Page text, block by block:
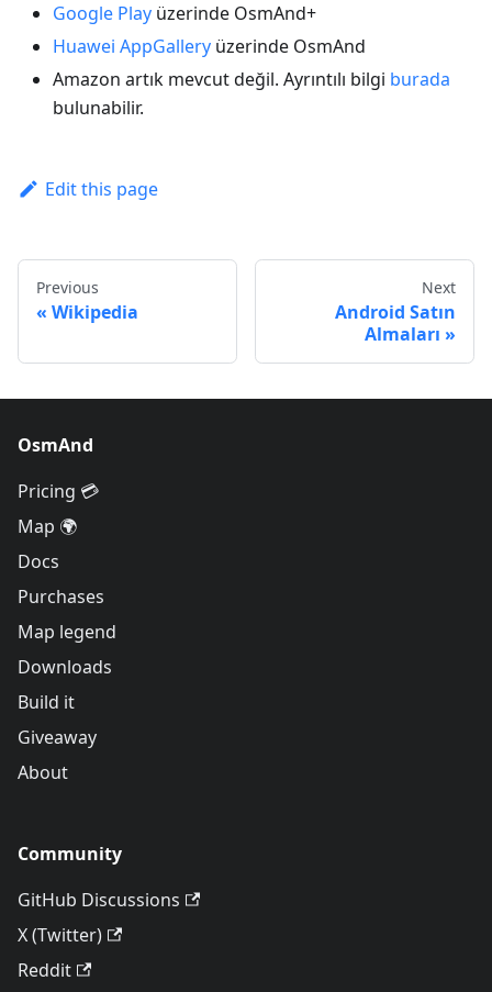
Google Play üzerinde OsmAnd+
Huawei AppGallery üzerinde OsmAnd
Amazon artık mevcut değil. Ayrıntılı bilgi burada
bulunabilir.
Edit this page
Previous
Wikipedia
Next
Android Satın
Almaları
OsmAnd
Pricing 💳
Map 🌍
Docs
Purchases
Map legend
Downloads
Build it
Giveaway
About
Community
GitHub Discussions
X (Twitter)
Reddit